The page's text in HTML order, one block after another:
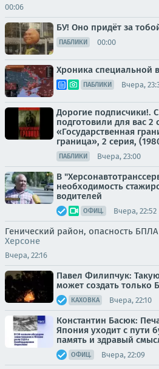
00:06
БУ! Оно придёт за
ПАБЛИКИ 00:00
Хроника специальной
ПАБЛИКИ Вчера,
Дорогие подписчики!.
подготовили для вас
«Государственная
граница», 2 серия,
ПАБЛИКИ Вчера, 23:00
В
необходимость
водителей
ОФИЦ. Вчера, 22:52
Генический район, опасность
Херсоне
Вчера, 22:16
Павел Филипчук:
может создать только
КАХОВКА Вчера, 22:10
Константин Басюк:
Япония уходит с пути
память и здравый
ОФИЦ. Вчера, 22:09